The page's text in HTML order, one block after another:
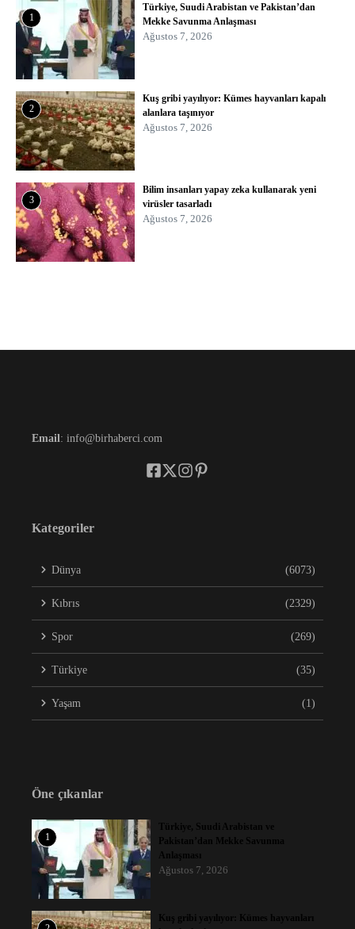
1
Türkiye, Suudi Arabistan ve Pakistan’dan
Mekke Savunma Anlaşması
Ağustos 7, 2026
2
Kuş gribi yayılıyor: Kümes hayvanları kapalı
alanlara taşınıyor
Ağustos 7, 2026
3
Bilim insanları yapay zeka kullanarak yeni
virüsler tasarladı
Ağustos 7, 2026
Email : info@birhaberci.com
Kategoriler
Dünya (6073)
Kıbrıs (2329)
Spor (269)
Türkiye (35)
Yaşam (1)
Öne çıkanlar
1
Türkiye, Suudi Arabistan ve
Pakistan’dan Mekke Savunma
Anlaşması
Ağustos 7, 2026
Kuş gribi yayılıyor: Kümes hayvanları